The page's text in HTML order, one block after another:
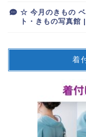
☆ 今月のきもの ベ
ト・きもの写真館
着